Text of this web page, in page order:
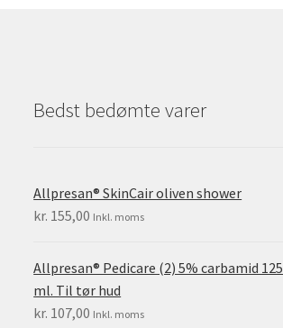
Bedst bedømte varer
Allpresan® SkinCair oliven shower
kr. 155,00 Inkl. moms
Allpresan® Pedicare (2) 5% carbamid 125
ml. Til tør hud
kr. 107,00 Inkl. moms